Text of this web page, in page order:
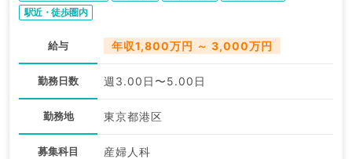
駅近・徒歩圏内
給与 年収1,800万円 ～ 3,000万円
勤務日数 週3.00日〜5.00日
勤務地 東京都港区
募集科目 産婦人科